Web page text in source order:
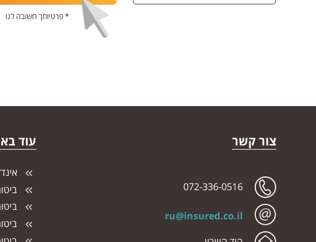
* פרטיותך חשובה לנו
צור קשר
072-336-0516
ru@insured.co.il
עוד